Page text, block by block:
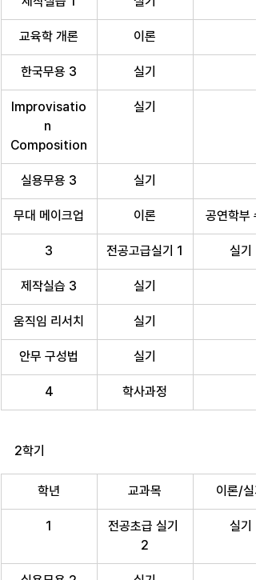
교육학 개론 이론
한국무용 3 실기
Improvisatio
n
Composition
실기
실용무용 3 실기
무대 메이크업 이론 공연학부
3 전공고급실기 1 실기
제작실습 3 실기
움직임 리서치 실기
안무 구성법 실기
4 학사과정
2학기
학년 교과목 이론/실
1
전공초급 실기
2
실기